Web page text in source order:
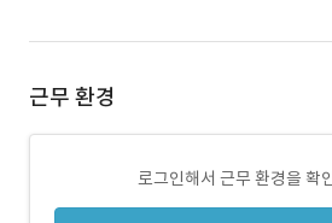
근무 환경
로그인해서 근무 환경을 확